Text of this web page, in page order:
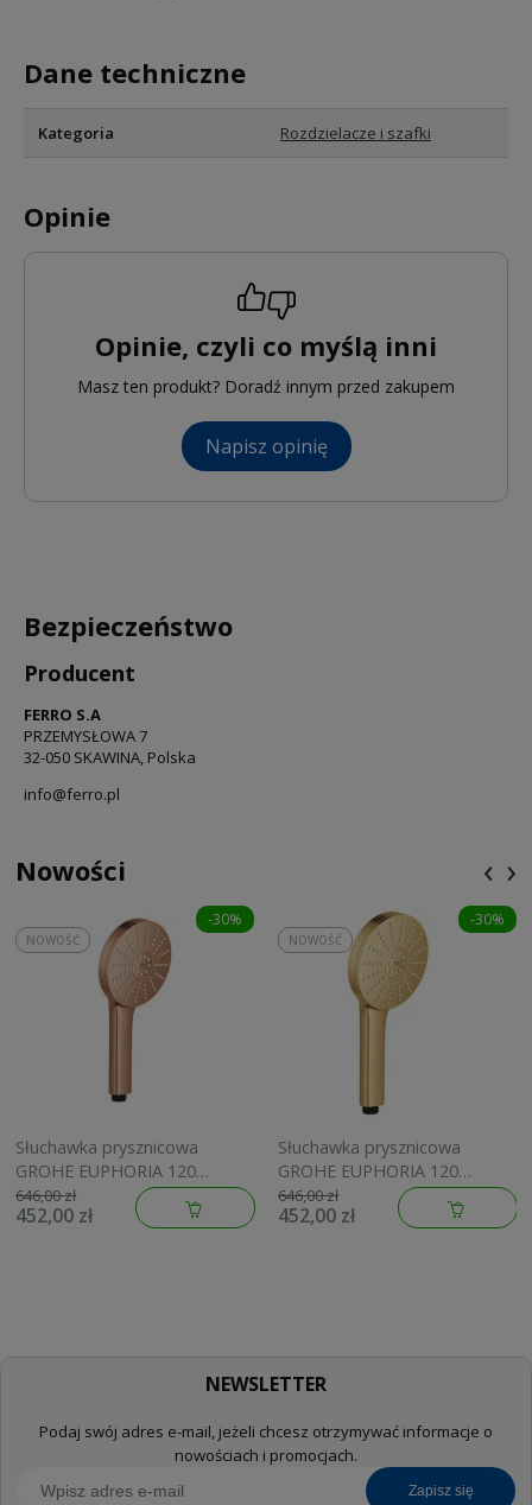
Dane techniczne
Kategoria Rozdzielacze i szafki
Opinie
Opinie, czyli co myślą inni
Masz ten produkt? Doradź innym przed zakupem
Napisz opinię
Bezpieczeństwo
Producent
FERRO S.A
PRZEMYSŁOWA 7
32-050 SKAWINA, Polska
info@ferro.pl
Nowości
-30%
Słuchawka prysznicowa
GROHE EUPHORIA 120
brushed warm sunset
134883DL00
646,00 zł
452,00 zł
NOWOŚĆ
-30%
Słuchawka prysznicowa
GROHE EUPHORIA 120
brushed cool sunrise
134883GN00
646,00 zł
452,00 zł
NOWOŚĆ
‹ ›
NEWSLETTER
Podaj swój adres e-mail, jeżeli chcesz otrzymywać informacje o
nowościach i promocjach.
zapisz się